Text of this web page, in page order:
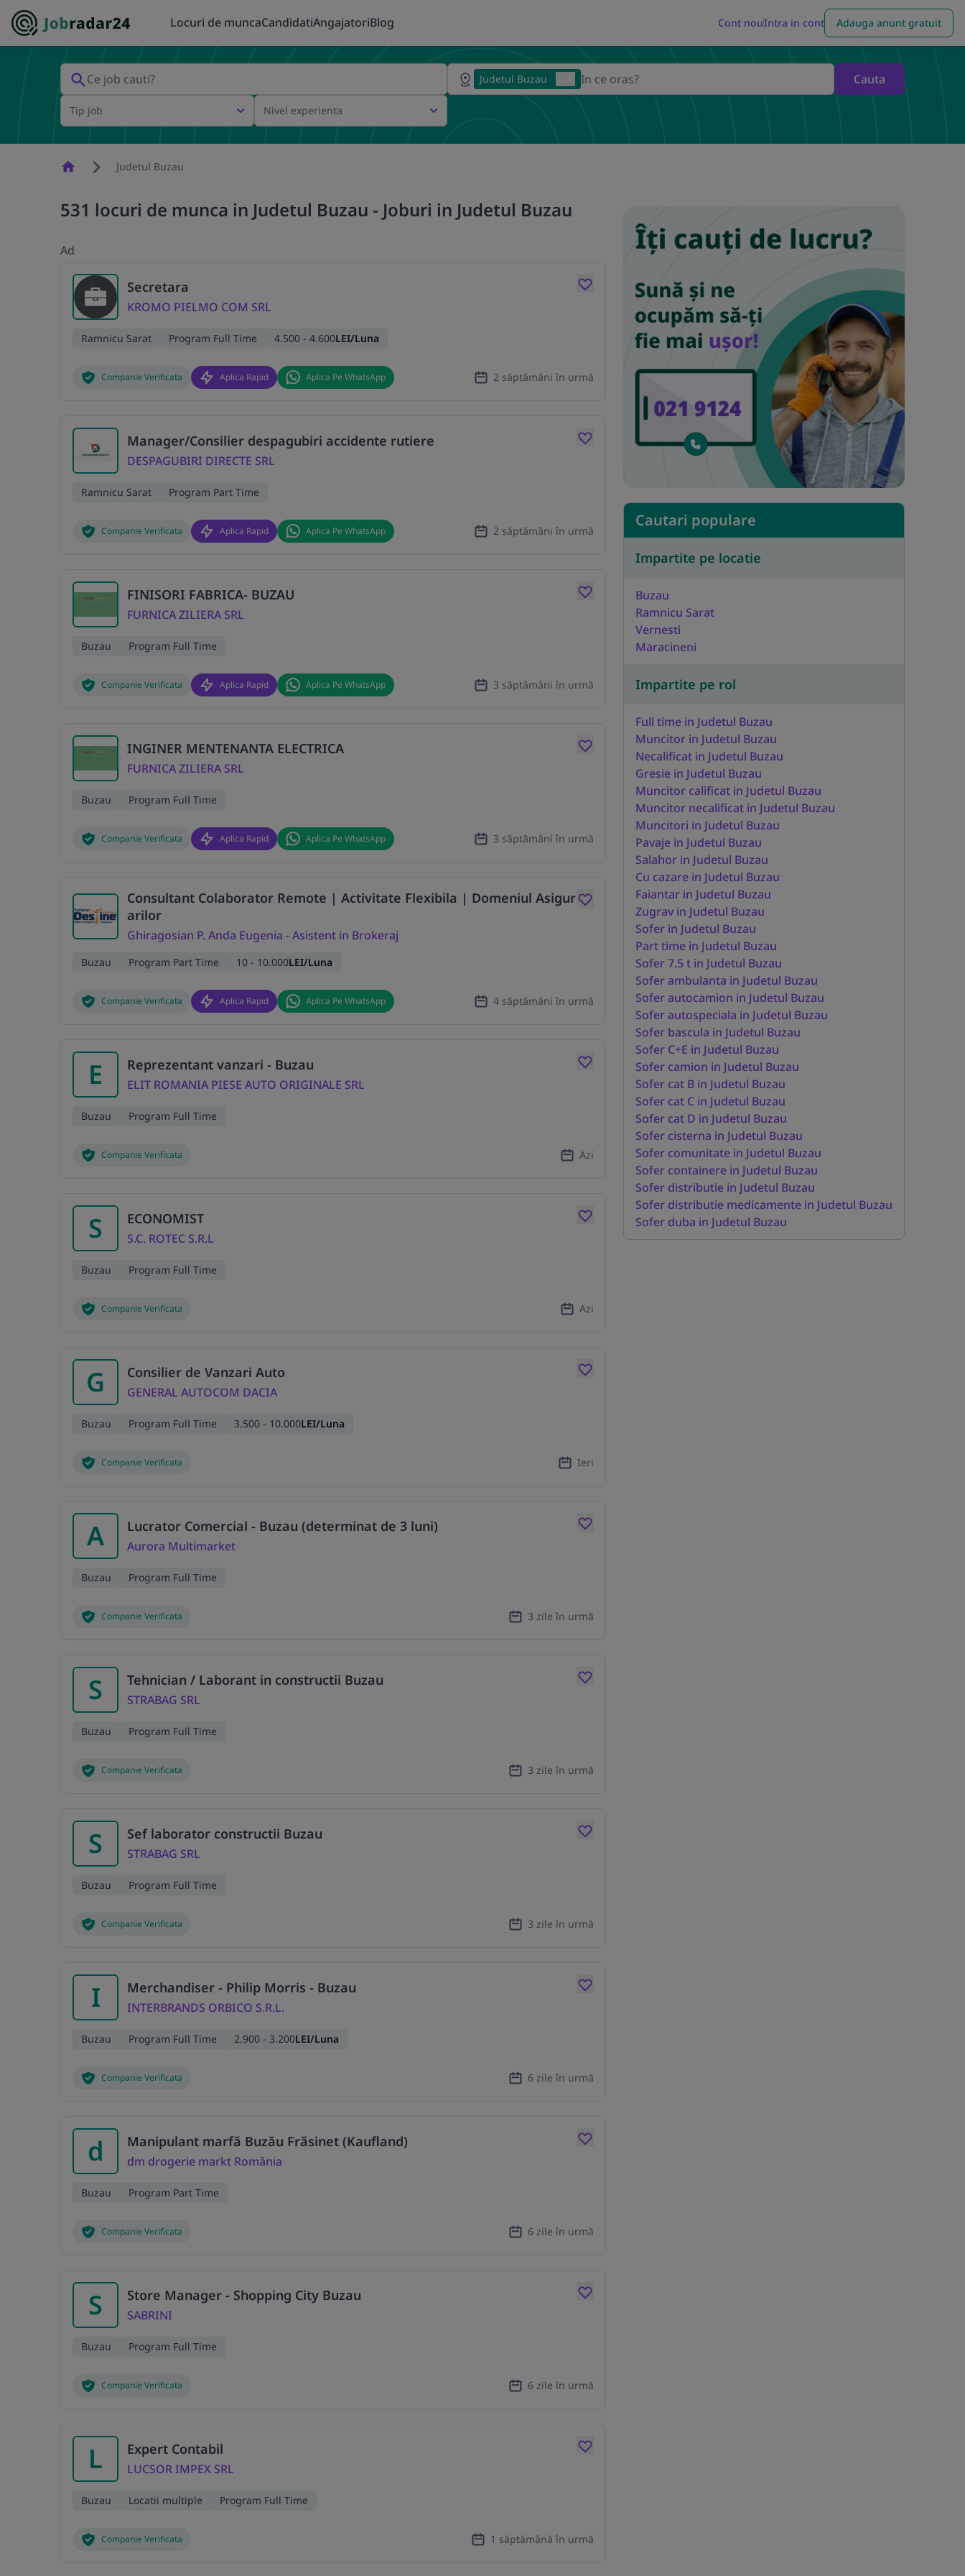
Locuri de muncaCandidatiAngajatoriBlog Cont nouIntra in cont Adauga anunt gratuit
Judetul Buzau Cauta
Tip job Nivel experienta
HomepageJudetul Buzau
531 locuri de munca in Judetul Buzau - Joburi in Judetul Buzau
Ad
Secretara
KROMO PIELMO COM SRL
Ramnicu Sarat Program Full Time 4.500 - 4.600LEI/Luna
Companie Verificata Aplica Rapid Aplica Pe WhatsApp 2 săptămâni în urmă
Manager/Consilier despagubiri accidente rutiere
DESPAGUBIRI DIRECTE SRL
Ramnicu Sarat Program Part Time
Companie Verificata Aplica Rapid Aplica Pe WhatsApp 2 săptămâni în urmă
FINISORI FABRICA- BUZAU
FURNICA ZILIERA SRL
Buzau Program Full Time
Companie Verificata Aplica Rapid Aplica Pe WhatsApp 3 săptămâni în urmă
INGINER MENTENANTA ELECTRICA
FURNICA ZILIERA SRL
Buzau Program Full Time
Companie Verificata Aplica Rapid Aplica Pe WhatsApp 3 săptămâni în urmă
Consultant Colaborator Remote | Activitate Flexibila | Domeniul Asigur
arilor
Ghiragosian P. Anda Eugenia - Asistent in Brokeraj
Buzau Program Part Time 10 - 10.000LEI/Luna
Companie Verificata Aplica Rapid Aplica Pe WhatsApp 4 săptămâni în urmă
E Reprezentant vanzari - Buzau
ELIT ROMANIA PIESE AUTO ORIGINALE SRL
Buzau Program Full Time
Companie Verificata Azi
S ECONOMIST
S.C. ROTEC S.R.L
Buzau Program Full Time
Companie Verificata Azi
G Consilier de Vanzari Auto
GENERAL AUTOCOM DACIA
Buzau Program Full Time 3.500 - 10.000LEI/Luna
Companie Verificata Ieri
A Lucrator Comercial - Buzau (determinat de 3 luni)
Aurora Multimarket
Buzau Program Full Time
Companie Verificata 3 zile în urmă
S Tehnician / Laborant in constructii Buzau
STRABAG SRL
Buzau Program Full Time
Companie Verificata 3 zile în urmă
S Sef laborator constructii Buzau
STRABAG SRL
Buzau Program Full Time
Companie Verificata 3 zile în urmă
I Merchandiser - Philip Morris - Buzau
INTERBRANDS ORBICO S.R.L.
Buzau Program Full Time 2.900 - 3.200LEI/Luna
Companie Verificata 6 zile în urmă
d Manipulant marfă Buzău Frăsinet (Kaufland)
dm drogerie markt România
Buzau Program Part Time
Companie Verificata 6 zile în urmă
S Store Manager - Shopping City Buzau
SABRINI
Buzau Program Full Time
Companie Verificata 6 zile în urmă
L Expert Contabil
LUCSOR IMPEX SRL
Buzau Locatii multiple Program Full Time
Companie Verificata 1 săptămână în urmă
Cautari populare
Impartite pe locatie
Buzau
Ramnicu Sarat
Vernesti
Maracineni
Impartite pe rol
Full time in Judetul Buzau
Muncitor in Judetul Buzau
Necalificat in Judetul Buzau
Gresie in Judetul Buzau
Muncitor calificat in Judetul Buzau
Muncitor necalificat in Judetul Buzau
Muncitori in Judetul Buzau
Pavaje in Judetul Buzau
Salahor in Judetul Buzau
Cu cazare in Judetul Buzau
Faiantar in Judetul Buzau
Zugrav in Judetul Buzau
Sofer in Judetul Buzau
Part time in Judetul Buzau
Sofer 7.5 t in Judetul Buzau
Sofer ambulanta in Judetul Buzau
Sofer autocamion in Judetul Buzau
Sofer autospeciala in Judetul Buzau
Sofer bascula in Judetul Buzau
Sofer C+E in Judetul Buzau
Sofer camion in Judetul Buzau
Sofer cat B in Judetul Buzau
Sofer cat C in Judetul Buzau
Sofer cat D in Judetul Buzau
Sofer cisterna in Judetul Buzau
Sofer comunitate in Judetul Buzau
Sofer containere in Judetul Buzau
Sofer distributie in Judetul Buzau
Sofer distributie medicamente in Judetul Buzau
Sofer duba in Judetul Buzau